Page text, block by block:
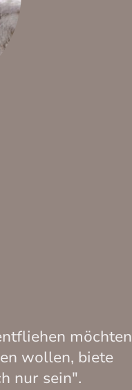
möchten
wollen, biete
nur sein".